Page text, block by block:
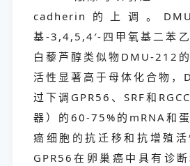
cadherin的上调。
基-3,4,5,4′-四甲氧基二苯
白藜芦醇类似物DMU-212
活性显著高于母体化合物，
过下调GPR56、SRF和
器）的60-75%的mRNA和
癌细胞的抗迁移和抗增殖活
GPR56在卵巢癌中具有诊